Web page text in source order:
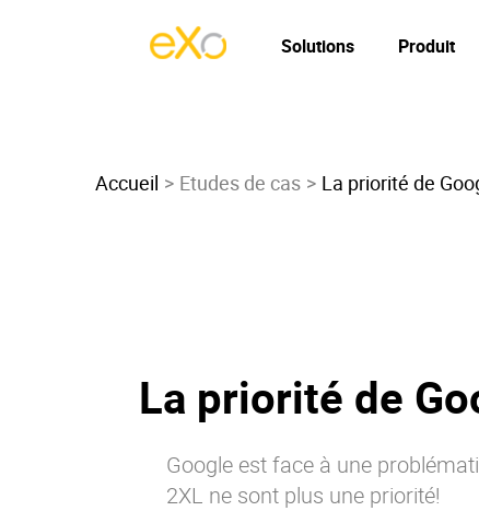
Solutions Produit
Accueil Etudes de cas La priorité de
La priorité de
Google est face à une
2XL ne sont plus une priorité!